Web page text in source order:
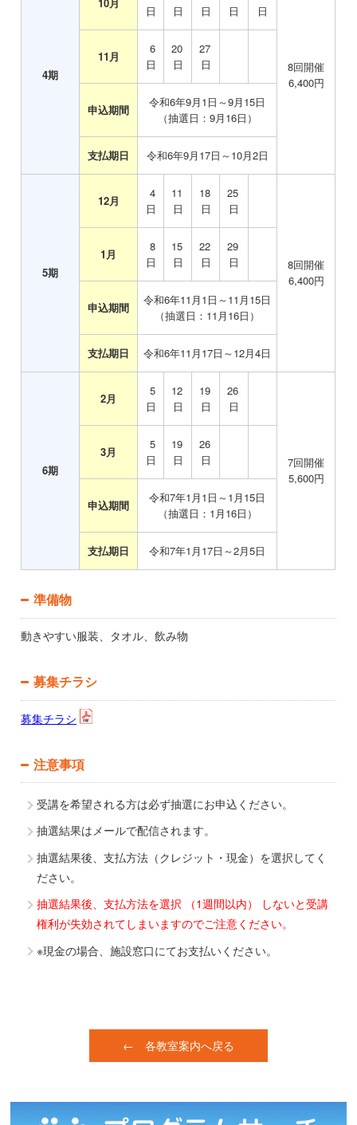
4期
日
日
日
日
日
8回開催
6,400円
11月
6
日
20
日
27
日
申込期間
令和6年9月1日～9月15日
（抽選日：9月16日）
支払期日 令和6年9月17日～10月2日
5期
12月
4
日
11
日
18
日
25
日
8回開催
6,400円
1月
8
日
15
日
22
日
29
日
申込期間
令和6年11月1日～11月15日
（抽選日：11月16日）
支払期日 令和6年11月17日～12月4日
6期
2月
5
日
12
日
19
日
26
日
7回開催
5,600円
3月
5
日
19
日
26
日
申込期間
令和7年1月1日～1月15日
（抽選日：1月16日）
支払期日 令和7年1月17日～2月5日
準備物
動きやすい服装、タオル、飲み物
募集チラシ
募集チラシ
注意事項
受講を希望される方は必ず抽選にお申込ください。
抽選結果はメールで配信されます。
抽選結果後、支払方法（クレジット・現金）を選択してく
ださい。
抽選結果後、支払方法を選択 （1週間以内） しないと受講
権利が失効されてしまいますのでご注意ください。
※現金の場合、施設窓口にてお支払いください。
← 各教室案内へ戻る